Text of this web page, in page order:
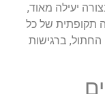
יעילה מאוד,
תקופתית של כל
החתול, ברגישות